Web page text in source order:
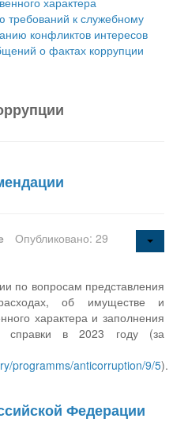
к служебному
конфликтов интересов
о фактах коррупции
Опубликовано: 29
по вопросам представления
об имуществе и
характера и заполнения
справки в 2023 году (за
programms/anticorruption/9/5).
Федерации